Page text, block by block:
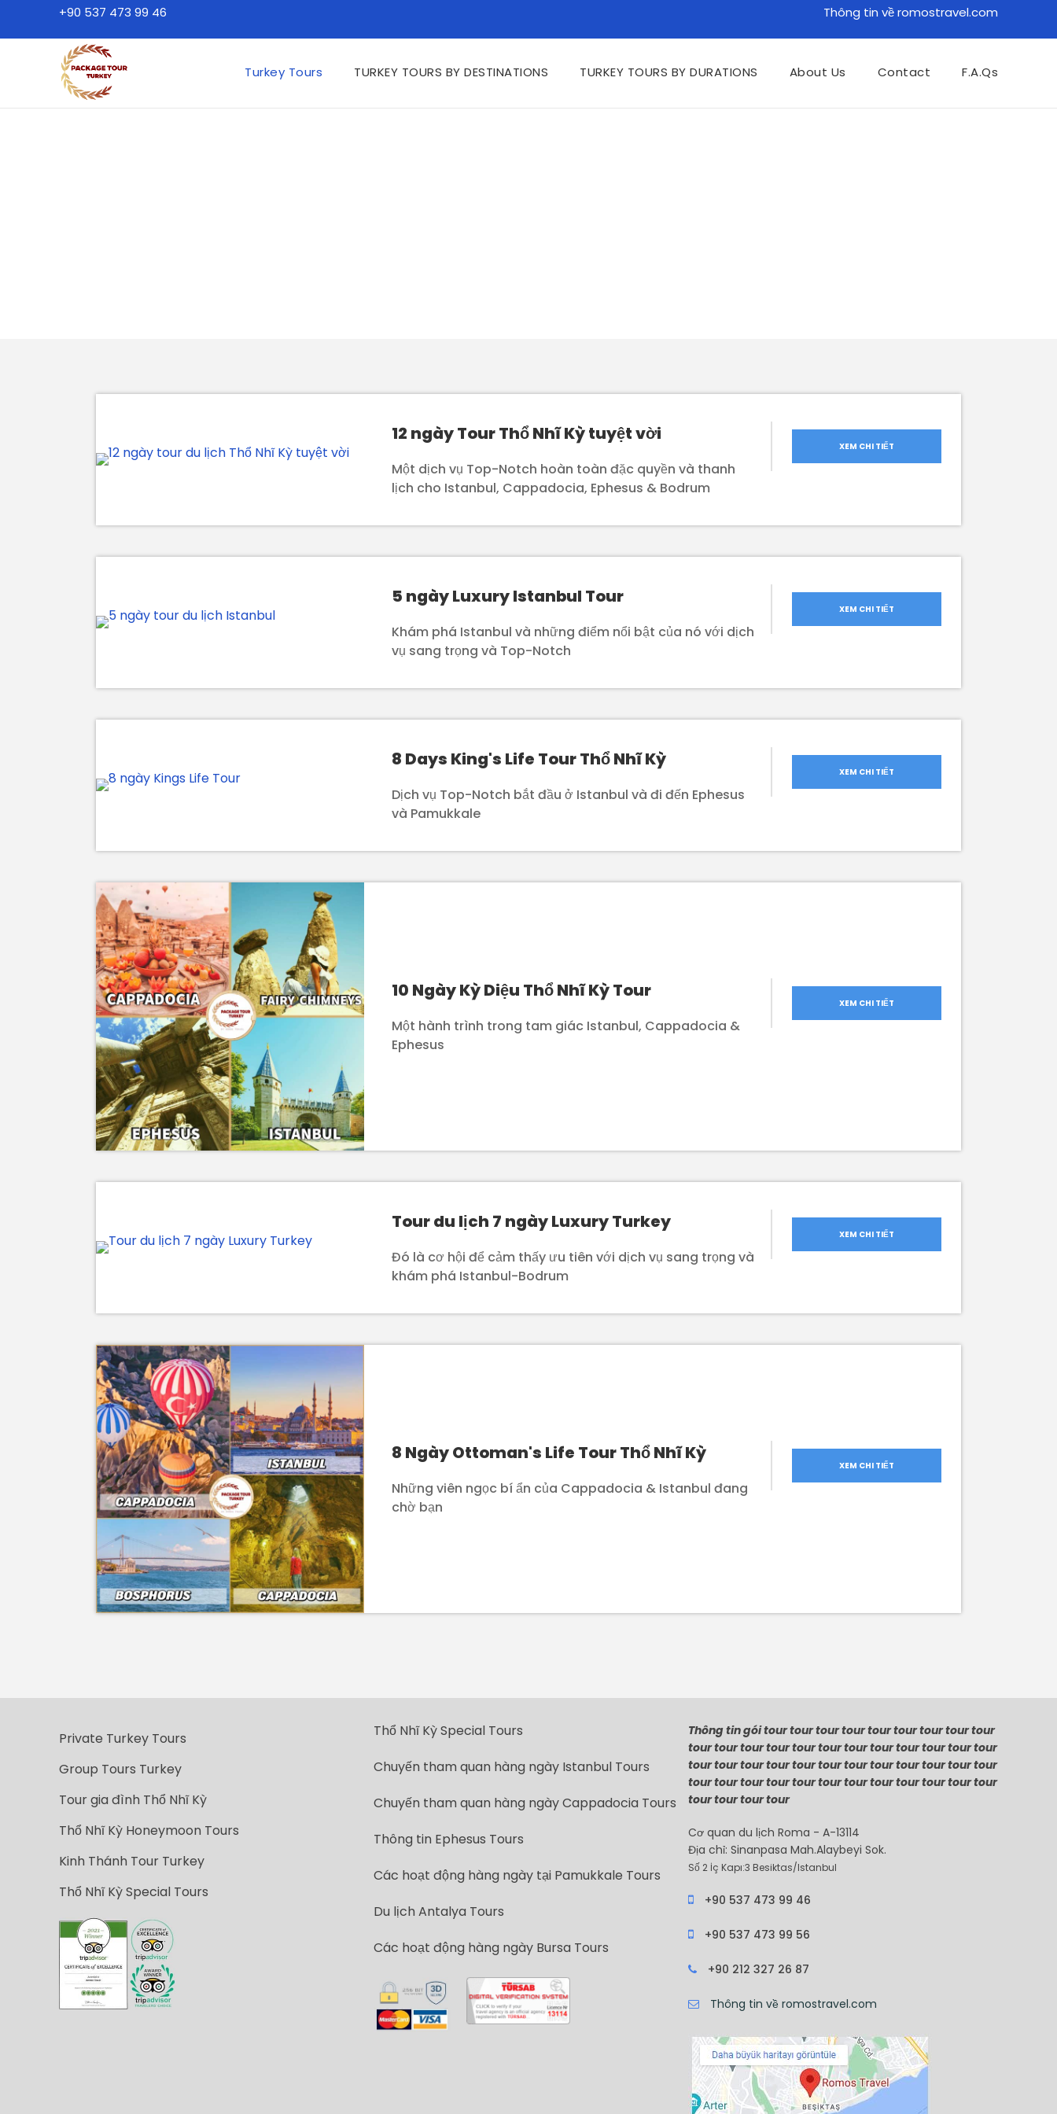
+90 537 473 99 46 Thông tin về romostravel.com
Turkey Tours TURKEY TOURS BY DESTINATIONS TURKEY TOURS BY DURATIONS About Us Contact F.A.Qs
12 ngày Tour Thổ Nhĩ Kỳ tuyệt vời
Một dịch vụ Top-Notch hoàn toàn đặc quyền và thanh
lịch cho Istanbul, Cappadocia, Ephesus & Bodrum
XEM CHI TIẾT
5 ngày Luxury Istanbul Tour
Khám phá Istanbul và những điểm nổi bật của nó với dịch
vụ sang trọng và Top-Notch
XEM CHI TIẾT
8 Days King's Life Tour Thổ Nhĩ Kỳ
Dịch vụ Top-Notch bắt đầu ở Istanbul và đi đến Ephesus
và Pamukkale
XEM CHI TIẾT
10 Ngày Kỳ Diệu Thổ Nhĩ Kỳ Tour
Một hành trình trong tam giác Istanbul, Cappadocia &
Ephesus
XEM CHI TIẾT
Tour du lịch 7 ngày Luxury Turkey
Đó là cơ hội để cảm thấy ưu tiên với dịch vụ sang trọng và
khám phá Istanbul-Bodrum
XEM CHI TIẾT
8 Ngày Ottoman's Life Tour Thổ Nhĩ Kỳ
Những viên ngọc bí ẩn của Cappadocia & Istanbul đang
chờ bạn
XEM CHI TIẾT
Private Turkey Tours
Group Tours Turkey
Tour gia đình Thổ Nhĩ Kỳ
Thổ Nhĩ Kỳ Honeymoon Tours
Kinh Thánh Tour Turkey
Thổ Nhĩ Kỳ Special Tours
Thổ Nhĩ Kỳ Special Tours
Chuyến tham quan hàng ngày Istanbul Tours
Chuyến tham quan hàng ngày Cappadocia Tours
Thông tin Ephesus Tours
Các hoạt động hàng ngày tại Pamukkale Tours
Du lịch Antalya Tours
Các hoạt động hàng ngày Bursa Tours
Thông tin gói tour tour tour tour tour tour tour tour tour
tour tour tour tour tour tour tour tour tour tour tour tour
tour tour tour tour tour tour tour tour tour tour tour tour
tour tour tour tour tour tour tour tour tour tour tour tour
tour tour tour tour
Cơ quan du lịch Roma - A-13114
Địa chỉ: Sinanpasa Mah.Alaybeyi Sok.
Số 2 İç Kapı:3 Besiktas/Istanbul
+90 537 473 99 46
+90 537 473 99 56
+90 212 327 26 87
Thông tin về romostravel.com